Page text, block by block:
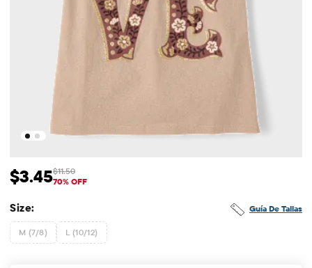
Precio de venta: $3.45
$3.45 Precio original: $11.5
$11.50
70% OFF
Guía De Tallas
Size:
M (7/8) L (10/12)